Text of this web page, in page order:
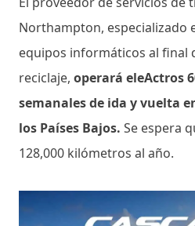
Northampton, especializado
equipos informáticos al final
reciclaje, operará eleActros
semanales de ida y vuelta
los Países Bajos. Se espera
128,000 kilómetros al año.